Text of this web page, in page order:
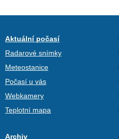
Aktuální počasí
Radarové snímky
Meteostanice
Počasí u vás
Webkamery
Teplotní mapa
Archiv